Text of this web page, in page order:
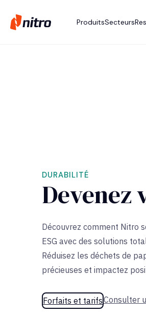
ProduitsSecteurs
DURABILITÉ
Devenez
Découvrez comment Nitro
ESG avec des solutions
Réduisez les déchets de
précieuses et impactez
Forfaits et tarifsConsulter